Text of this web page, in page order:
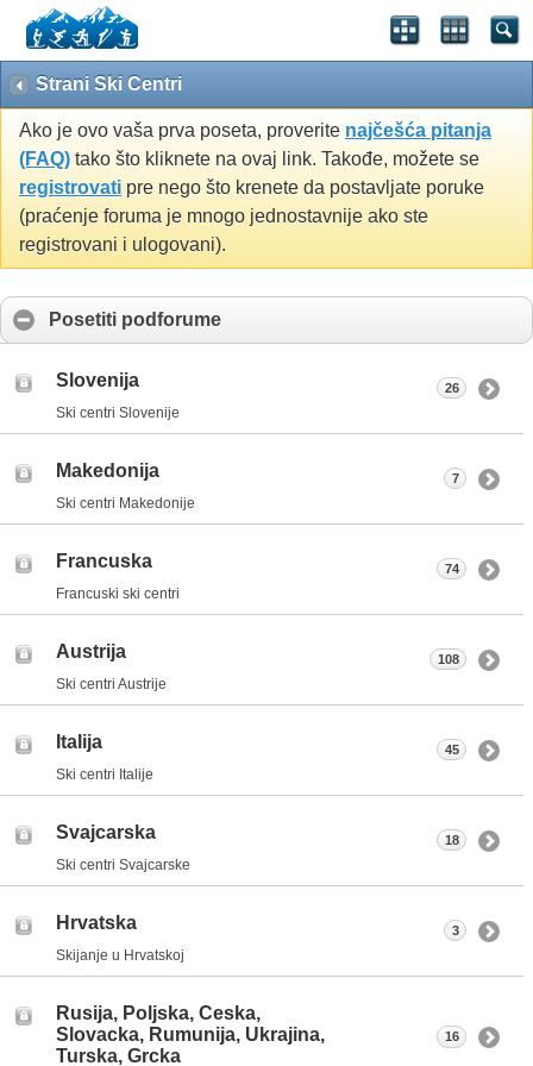
Strani Ski Centri
Ako je ovo vaša prva poseta, proverite najčešća pitanja
(FAQ) tako što kliknete na ovaj link. Takođe, možete se
registrovati pre nego što krenete da postavljate poruke
(praćenje foruma je mnogo jednostavnije ako ste
registrovani i ulogovani).
Posetiti podforume
Slovenija
Ski centri Slovenije
26
Makedonija
Ski centri Makedonije
7
Francuska
Francuski ski centri
74
Austrija
Ski centri Austrije
108
Italija
Ski centri Italije
45
Svajcarska
Ski centri Svajcarske
18
Hrvatska
Skijanje u Hrvatskoj
3
Rusija, Poljska, Ceska,
Slovacka, Rumunija, Ukrajina,
Turska, Grcka
16